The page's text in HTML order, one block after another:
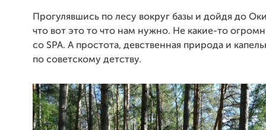
Прогулявшись по лесу вокруг базы и дойдя до
что вот это то что нам нужно. Не какие-то
со SPA. А простота, девственная природа и
по советскому детству.